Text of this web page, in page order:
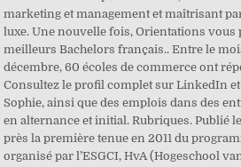
marketing et management et maîtrisant
luxe. Une nouvelle fois, Orientations vous
meilleurs Bachelors français.. Entre le
décembre, 60 écoles de commerce ont
Consultez le profil complet sur LinkedIn
Sophie, ainsi que des emplois dans des
en alternance et initial. Rubriques. Publié
près la première tenue en 2011 du
organisé par l’ESGCI, HvA (Hogeschool